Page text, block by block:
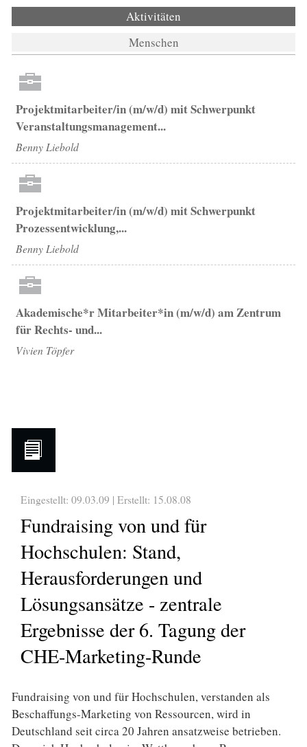
Aktivitäten
Menschen
Projektmitarbeiter/in (m/w/d) mit Schwerpunkt
Veranstaltungsmanagement...
Benny Liebold
Projektmitarbeiter/in (m/w/d) mit Schwerpunkt
Prozessentwicklung,...
Benny Liebold
Akademische*r Mitarbeiter*in (m/w/d) am Zentrum
für Rechts- und...
Vivien Töpfer
Eingestellt: 09.03.09 | Erstellt: 15.08.08
Fundraising von und für
Hochschulen: Stand,
Herausforderungen und
Lösungsansätze - zentrale
Ergebnisse der 6. Tagung der
CHE-Marketing-Runde
Fundraising von und für Hochschulen, verstanden als
Beschaffungs-Marketing von Ressourcen, wird in
Deutschland seit circa 20 Jahren ansatzweise betrieben.